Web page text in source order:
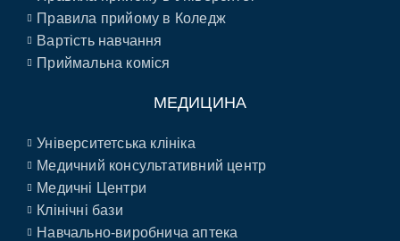
Правила прийому в Коледж
Вартість навчання
Приймальна коміся
МЕДИЦИНА
Університетська клініка
Медичний консультативний центр
Медичні Центри
Клінічні бази
Навчально-виробнича аптека